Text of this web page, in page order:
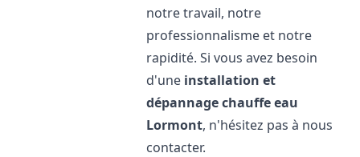
notre travail, notre
professionnalisme et notre
rapidité. Si vous avez besoin
d'une installation et
dépannage chauffe eau
Lormont, n'hésitez pas à nous
contacter.